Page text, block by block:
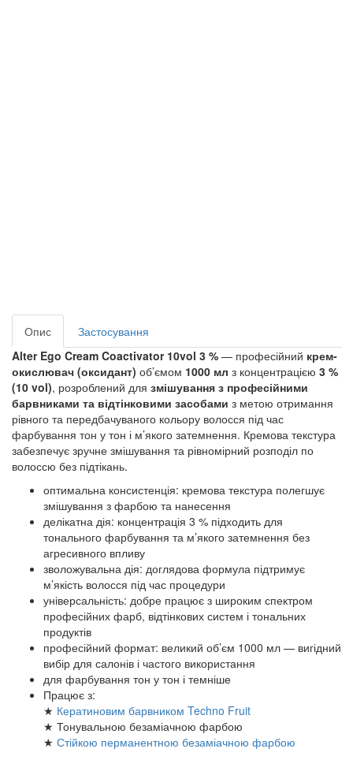
Опис
Застосування
Alter Ego Cream Coactivator 10vol 3 % — професійний крем-
окислювач (оксидант) об’ємом 1000 мл з концентрацією 3 %
(10 vol), розроблений для змішування з професійними
барвниками та відтінковими засобами з метою отримання
рівного та передбачуваного кольору волосся під час
фарбування тон у тон і м’якого затемнення. Кремова текстура
забезпечує зручне змішування та рівномірний розподіл по
волоссю без підтікань.
оптимальна консистенція: кремова текстура полегшує
змішування з фарбою та нанесення
делікатна дія: концентрація 3 % підходить для
тонального фарбування та м’якого затемнення без
агресивного впливу
зволожувальна дія: доглядова формула підтримує
м’якість волосся під час процедури
універсальність: добре працює з широким спектром
професійних фарб, відтінкових систем і тональних
продуктів
професійний формат: великий об’єм 1000 мл — вигідний
вибір для салонів і частого використання
для фарбування тон у тон і темніше
Працює з:
★ Кератиновим барвником Techno Fruit
★ Тонувальною безаміачною фарбою
★ Стійкою перманентною безаміачною фарбою